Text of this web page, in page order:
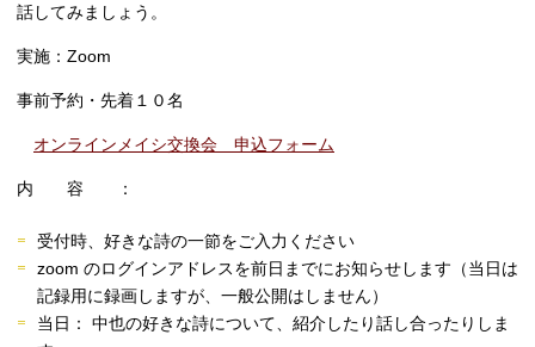
話してみましょう。
実施： Zoom
事前予約・先着１０名
オンラインメイシ交換会 申込フォーム
内 容 ：
受付時、好きな詩の一節をご入力ください
zoom のログインアドレスを前日までにお知らせします（当日は
記録用に録画しますが、一般公開はしません）
当日： 中也の好きな詩について、紹介したり話し合ったりしま